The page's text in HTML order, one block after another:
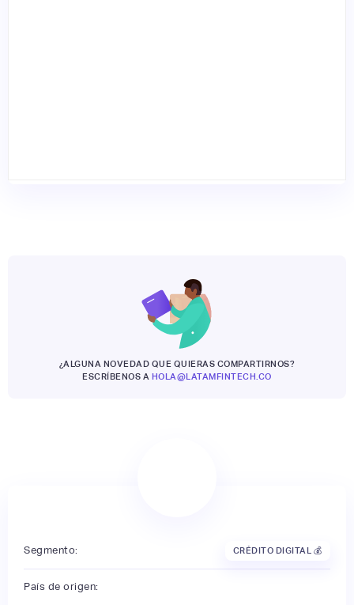
¿ALGUNA NOVEDAD QUE QUIERAS COMPARTIRNOS?
ESCRÍBENOS A HOLA@LATAMFINTECH.CO
Segmento: CRÉDITO DIGITAL 💰
País de origen: